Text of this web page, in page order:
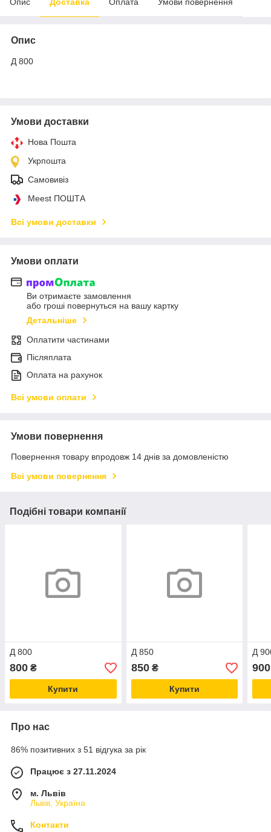
Опис
Д 800
Умови доставки
Нова Пошта
Укрпошта
Самовивіз
Meest ПОШТА
Всі умови доставки
Умови оплати
Ви отримаєте замовлення
або гроші повернуться на вашу картку
Детальніше
Оплатити частинами
Післяплата
Оплата на рахунок
Всі умови оплати
Умови повернення
Повернення товару впродовж 14 днів за домовленістю
Всі умови повернення
Подібні товари компанії
Д 800
800 ₴
Купити
Д 850
850₴
Купити
Д
900
Про нас
86% позитивних з 51 відгука за рік
Працює з 27.11.2024
м. Львів
Львів, Україна
Контакти